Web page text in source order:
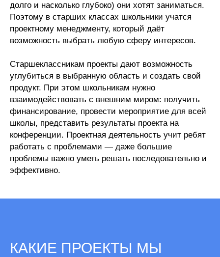
долго и насколько глубоко) они хотят заниматься.
Поэтому в старших классах школьники учатся
проектному менеджменту, который даёт
возможность выбрать любую сферу интересов.
Старшеклассникам проекты дают возможность
углубиться в выбранную область и создать свой
продукт. При этом школьникам нужно
взаимодействовать с внешним миром: получить
финансирование, провести мероприятие для всей
школы, представить результаты проекта на
конференции. Проектная деятельность учит ребят
работать с проблемами — даже большие
проблемы важно уметь решать последовательно и
эффективно.
КАКИЕ ПРОЕКТЫ МЫ